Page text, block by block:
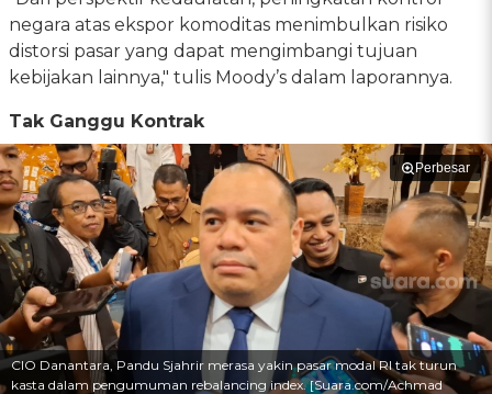
negara atas ekspor komoditas menimbulkan risiko
distorsi pasar yang dapat mengimbangi tujuan
kebijakan lainnya," tulis Moody’s dalam laporannya.
Tak Ganggu Kontrak
Perbesar
CIO Danantara, Pandu Sjahrir merasa yakin pasar modal RI tak turun
kasta dalam pengumuman rebalancing index. [Suara.com/Achmad